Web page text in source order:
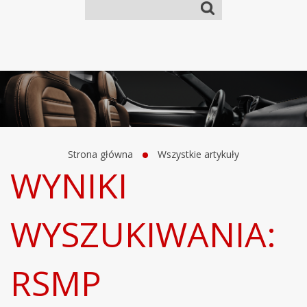
Strona główna Wszystkie artykuły
WYNIKI
WYSZUKIWANIA:
RSMP